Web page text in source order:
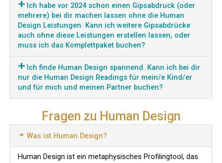
Ich habe vor 2024 schon einen Gipsabdruck (oder
mehrere) bei dir machen lassen ohne die Human
Design Leistungen. Kann ich weitere Gipsabdrücke
auch ohne diese Leistungen erstellen lassen, oder
muss ich das Komplettpaket buchen?
Ich finde Human Design spannend. Kann ich bei dir
nur die Human Design Readings für mein/e Kind/er
und für mich und meinen Partner buchen?
Fragen zu Human Design
Was ist Human Design?
Human Design ist ein metaphysisches Profilingtool, das